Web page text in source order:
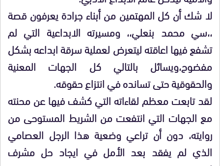
لا شك أن كل المهتمين من أبناء جرادة يعرفون قصة
،،سي محمد بنعلي،، ومسيرته الابداعية التي لم
تشفع فيها اعاقته ليتعرض لعملية سرقة ابداعه بشكل
مفضوح،ويسائل بالتالي كل الجهات المعنية
والحقوقية حتى تسانده في انتزاع حقوقه.
لقد تابعت معظم لقاءاته التي كشف فيها عن محنته
مع الجهات التي انتفعت من الشريط المستوحى من
روايته، دون أن تراعي وضعية هذا الرجل العصامي
الذي لم يفقد بعد الأمل في ايجاد حل مشرف